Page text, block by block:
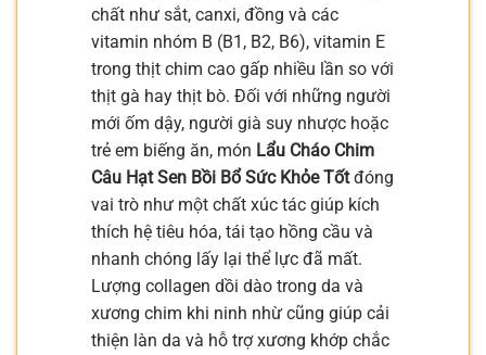
chất như sắt, canxi, đồng và các
vitamin nhóm B (B1, B2, B6), vitamin E
trong thịt chim cao gấp nhiều lần so với
thịt gà hay thịt bò. Đối với những người
mới ốm dậy, người già suy nhược hoặc
trẻ em biếng ăn, món Lẩu Cháo Chim
Câu Hạt Sen Bồi Bổ Sức Khỏe Tốtđóng
vai trò như một chất xúc tác giúp kích
thích hệ tiêu hóa, tái tạo hồng cầu và
nhanh chóng lấy lại thể lực đã mất.
Lượng collagen dồi dào trong da và
xương chim khi ninh nhừ cũng giúp cải
thiện làn da và hỗ trợ xương khớp chắc